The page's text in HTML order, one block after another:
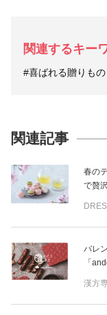
関連するキー
#喜ばれる贈りもの
関連記事
春の
で贅
バレ
「
漢方